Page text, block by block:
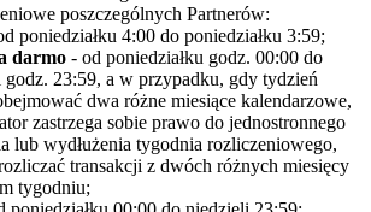
poszczególnych Partnerów:
poniedziałku 4:00 do poniedziałku 3:59;
darmo - od poniedziałku godz. 00:00 do
godz. 23:59, a w przypadku, gdy tydzień
dwa różne miesiące kalendarzowe,
zastrzega sobie prawo do jednostronnego
lub wydłużenia tygodnia rozliczeniowego,
transakcji z dwóch różnych miesięcy
tygodniu;